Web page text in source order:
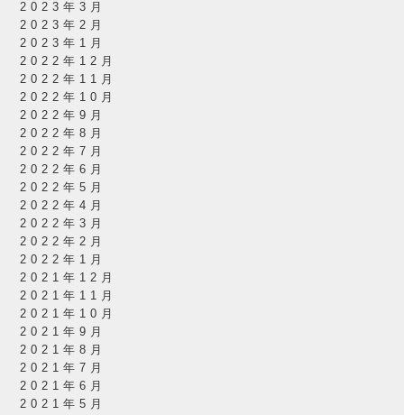
2023年3月
2023年2月
2023年1月
2022年12月
2022年11月
2022年10月
2022年9月
2022年8月
2022年7月
2022年6月
2022年5月
2022年4月
2022年3月
2022年2月
2022年1月
2021年12月
2021年11月
2021年10月
2021年9月
2021年8月
2021年7月
2021年6月
2021年5月